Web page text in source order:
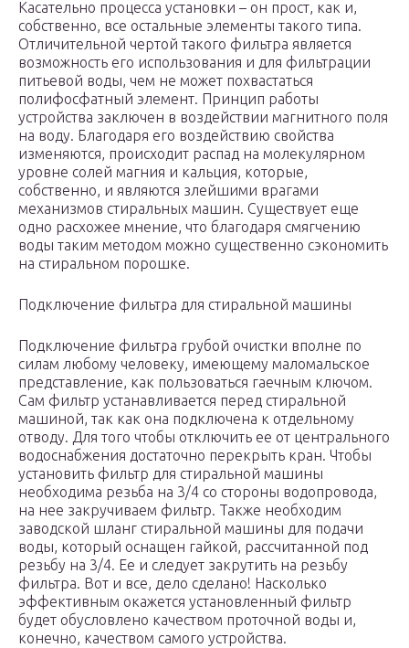
Касательно процесса установки – он прост, как и,
собственно, все остальные элементы такого типа.
Отличительной чертой такого фильтра является
возможность его использования и для фильтрации
питьевой воды, чем не может похвастаться
полифосфатный элемент. Принцип работы
устройства заключен в воздействии магнитного поля
на воду. Благодаря его воздействию свойства
изменяются, происходит распад на молекулярном
уровне солей магния и кальция, которые,
собственно, и являются злейшими врагами
механизмов стиральных машин. Существует еще
одно расхожее мнение, что благодаря смягчению
воды таким методом можно существенно сэкономить
на стиральном порошке.
Подключение фильтра для стиральной машины
Подключение фильтра грубой очистки вполне по
силам любому человеку, имеющему маломальское
представление, как пользоваться гаечным ключом.
Сам фильтр устанавливается перед стиральной
машиной, так как она подключена к отдельному
отводу. Для того чтобы отключить ее от центрального
водоснабжения достаточно перекрыть кран. Чтобы
установить фильтр для стиральной машины
необходима резьба на 3/4 со стороны водопровода,
на нее закручиваем фильтр. Также необходим
заводской шланг стиральной машины для подачи
воды, который оснащен гайкой, рассчитанной под
резьбу на 3/4. Ее и следует закрутить на резьбу
фильтра. Вот и все, дело сделано! Насколько
эффективным окажется установленный фильтр
будет обусловлено качеством проточной воды и,
конечно, качеством самого устройства.